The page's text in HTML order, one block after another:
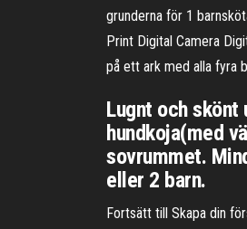
grunderna för 1
Print Digital Camera
på ett ark med alla fyra
Lugnt och
hundkoja(med
sovrummet.
eller 2 barn.
Fortsätt till Skapa din